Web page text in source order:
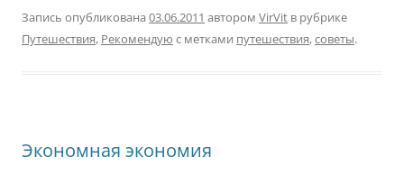
Запись опубликована 03.06.2011 автором VirVit в рубрике
Путешествия, Рекомендую с метками путешествия,советы.
Экономная экономия